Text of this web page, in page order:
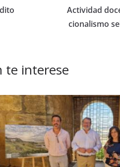
Actividad
cionalismo
te interese
07